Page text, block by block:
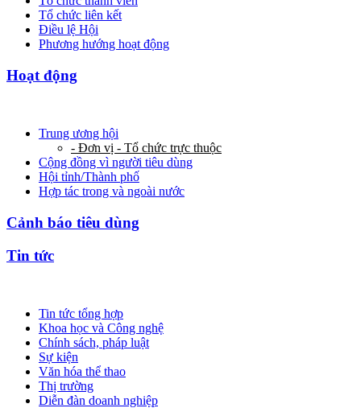
Tổ chức liên kết
Điều lệ Hội
Phương hướng hoạt động
Hoạt động
Trung ương hội
- Đơn vị - Tổ chức trực thuộc
Cộng đồng vì người tiêu dùng
Hội tỉnh/Thành phố
Hợp tác trong và ngoài nước
Cảnh báo tiêu dùng
Tin tức
Tin tức tổng hợp
Khoa học và Công nghệ
Chính sách, pháp luật
Sự kiện
Văn hóa thể thao
Thị trường
Diễn đàn doanh nghiệp